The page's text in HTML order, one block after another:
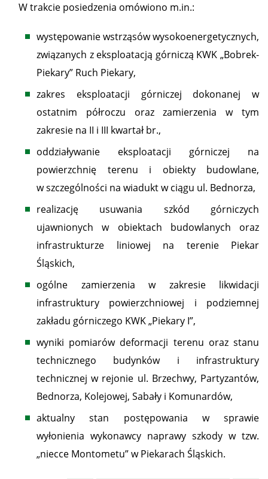
W trakcie posiedzenia omówiono m.in.:
występowanie wstrząsów wysokoenergetycznych,
związanych z eksploatacją górniczą KWK „Bobrek-
Piekary” Ruch Piekary,
zakres eksploatacji górniczej dokonanej w
ostatnim półroczu oraz zamierzenia w tym
zakresie na II i III kwartał br.,
oddziaływanie eksploatacji górniczej na
powierzchnię terenu i obiekty budowlane,
w szczególności na wiadukt w ciągu ul. Bednorza,
realizację usuwania szkód górniczych
ujawnionych w obiektach budowlanych oraz
infrastrukturze liniowej na terenie Piekar
Śląskich,
ogólne zamierzenia w zakresie likwidacji
infrastruktury powierzchniowej i podziemnej
zakładu górniczego KWK „Piekary I”,
wyniki pomiarów deformacji terenu oraz stanu
technicznego budynków i infrastruktury
technicznej w rejonie ul. Brzechwy, Partyzantów,
Bednorza, Kolejowej, Sabały i Komunardów,
aktualny stan postępowania w sprawie
wyłonienia wykonawcy naprawy szkody w tzw.
„niecce Montometu” w Piekarach Śląskich.